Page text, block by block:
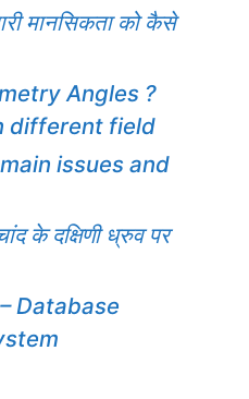
मानसिकता को कैसे
Angles ?
different field
issues and
के दक्षिणी ध्रुव पर
Database